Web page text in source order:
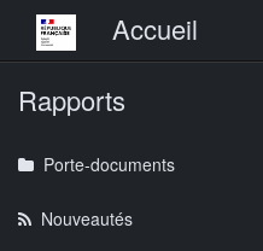
Menu principalAccueil
Rapports
Porte-documents
Nouveautés